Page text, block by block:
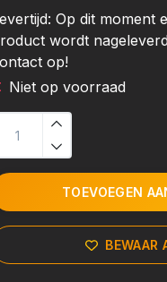
Op dit moment
wordt
op!
Niet op voorraad
TOEVOEGEN
BEWAAR